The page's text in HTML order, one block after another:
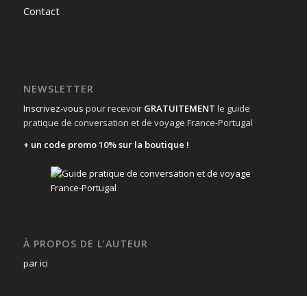
Contact
NEWSLETTER
Inscrivez-vous pour recevoir GRATUITEMENT le guide
pratique de conversation et de voyage France-Portugal
+ un code promo 10% sur la boutique !
À PROPOS DE L’AUTEUR
par ici